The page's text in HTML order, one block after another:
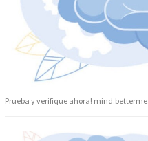
Prueba y verifique ahora!